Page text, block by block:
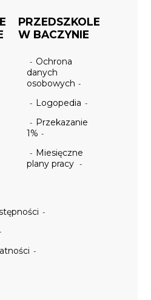
PRZEDSZKOLE
W BACZYNIE
Ochrona
danych
osobowych
Logopedia
Przekazanie
1%
Miesięczne
plany pracy